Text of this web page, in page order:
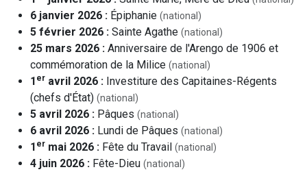
6 janvier 2026 : Épiphanie (national)
5 février 2026 : Sainte Agathe (national)
25 mars 2026 : Anniversaire de l'Arengo de 1906 et
commémoration de la Milice (national)
1 er avril 2026 : Investiture des Capitaines-Régents
(chefs d'État) (national)
5 avril 2026 : Pâques (national)
6 avril 2026 : Lundi de Pâques (national)
1 er mai 2026 : Fête du Travail (national)
4 juin 2026 : Fête-Dieu (national)